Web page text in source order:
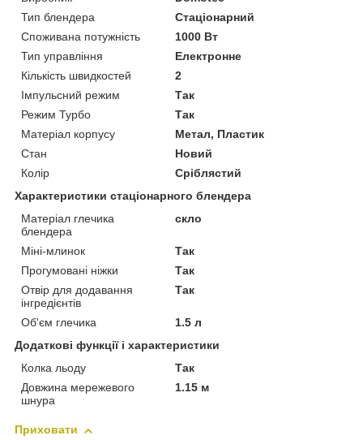
Тип блендера
Стаціонарний
Споживана потужність
1000 Вт
Тип управління
Електронне
Кількість швидкостей
2
Імпульсний режим
Так
Режим Турбо
Так
Матеріал корпусу
Метал, Пластик
Стан
Новий
Колір
Сріблястий
Характеристики стаціонарного блендера
Матеріал глечика
блендера
скло
Міні-млинок
Так
Прогумовані ніжки
Так
Отвір для додавання
інгредієнтів
Так
Об'єм глечика
1.5 л
Додаткові функції і характеристики
Колка льоду
Так
Довжина мережевого
шнура
1.15 м
Приховати